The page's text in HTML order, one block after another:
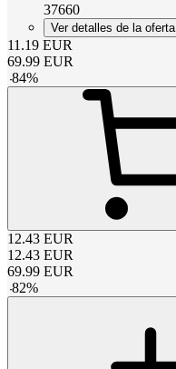
37660
Ver detalles de la oferta
11.19 EUR
69.99 EUR
-84%
12.43 EUR
12.43 EUR
69.99 EUR
-82%